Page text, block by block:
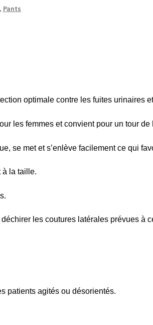
Pants
optimale contre les fuites urinaires
les femmes et convient pour un tour
se met et s’enlève facilement ce qui
à la taille.
les coutures latérales prévues à
patients agités ou désorientés.